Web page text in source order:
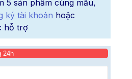
5 sản phẩm cùng mầu,
ký tài khoản hoặc
hỗ trợ
24h